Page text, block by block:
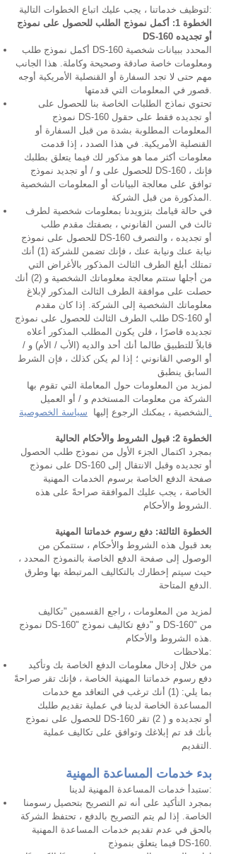
لتوظيف خدماتنا ، يجب عليك اتباع الخطوات التالية:
الخطوة 1: أكمل نموذج الطلب للحصول على نموذج
DS-160 أو تجديده
أكمل نموذج طلب DS-160 المحدد ببيانات شخصية
ومعلومات خاصة صادقة وصحيحة وكاملة. هذا الجانب
مهم حتى لا تجد السفارة أو القنصلية الأمريكية أوجه
قصور في المعلومات التي قدمتها.
تحتوي نماذج الطلبات الخاصة بنا للحصول على
نموذج DS-160 أو تجديده فقط على حقول
المعلومات المطلوبة بشدة من قبل السفارة أو
القنصلية الأمريكية. في هذا الصدد ، إذا قدمت
معلومات أكثر مما هو مذكور لك فيما يتعلق بطلبك
للحصول على و / أو تجديد نموذج DS-160 ، فإنك
توافق على معالجة البيانات أو المعلومات الشخصية
المذكورة من قبل الشركة.
في حالة قيامك بتزويدنا بمعلومات شخصية لطرف
ثالث في السن القانوني ، بصفتك مقدم طلب
للحصول على نموذج DS-160 أو تجديده ، والتصرف
نيابة عنك ونيابة عنك ، فإنك تضمن للشركة (1) أنك
تمتلك أبلغ الطرف الثالث المذكور بالأغراض التي
من أجلها ستتم معالجة معلوماتك الشخصية و (2) أنك
حصلت على موافقة الطرف الثالث المذكور لإبلاغ
معلوماتك الشخصية إلى الشركة. إذا كان مقدم
طلب الطرف الثالث للحصول على نموذج DS-160 أو
تجديده قاصرًا ، فلن يكون المطلب المذكور أعلاه
قابلاً للتطبيق طالما أنك أحد والديه (الأب / الأم) و /
أو الوصي القانوني ؛ إذا لم يكن كذلك ، فإن الشرط
السابق ينطبق
لمزيد من المعلومات حول المعاملة التي تقوم بها
الشركة من معلومات المستخدم و / أو العميل
الشخصية ، يمكنك الرجوع إليها سياسة الخصوصية.
الخطوة 2: قبول الشروط والأحكام الحالية
بمجرد اكتمال الجزء الأول من نموذج طلب الحصول
على نموذج DS-160 أو تجديده وقبل الانتقال إلى
صفحة الدفع الخاصة برسوم الخدمات المهنية
الخاصة ، يجب عليك الموافقة صراحةً على هذه
الشروط والأحكام.
الخطوة الثالثة: دفع رسوم خدماتنا المهنية
بعد قبول هذه الشروط والأحكام ، ستتمكن من
الوصول إلى صفحة الدفع الخاصة بالنموذج المحدد ،
حيث سيتم إخطارك بالتكاليف المرتبطة بها وطرق
الدفع المتاحة.
لمزيد من المعلومات ، راجع القسمين "تكاليف
نموذج DS-160" و "دفع تكاليف نموذج DS-160" من
هذه الشروط والأحكام.
ملاحظات:
من خلال إدخال معلومات الدفع الخاصة بك وتأكيد
دفع رسوم خدماتنا المهنية الخاصة ، فإنك تقر صراحةً
بما يلي: (1) أنك ترغب في التعاقد مع خدمات
المساعدة الخاصة لدينا في عملية تقديم طلبك
للحصول على نموذج DS-160 أو تجديده و ( 2) تقر
بأنك قد تم إبلاغك وتوافق على تكاليف عملية
التقديم.
بدء خدمات المساعدة المهنية
ستبدأ خدمات المساعدة المهنية لدينا:
بمجرد التأكيد على أنه تم التصريح بتحصيل رسومنا
الخاصة. إذا لم يتم التصريح بالدفع ، تحتفظ الشركة
بالحق في عدم تقديم خدمات المساعدة المهنية
فيما يتعلق بنموذج DS-160.